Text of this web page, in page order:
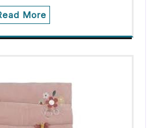
More